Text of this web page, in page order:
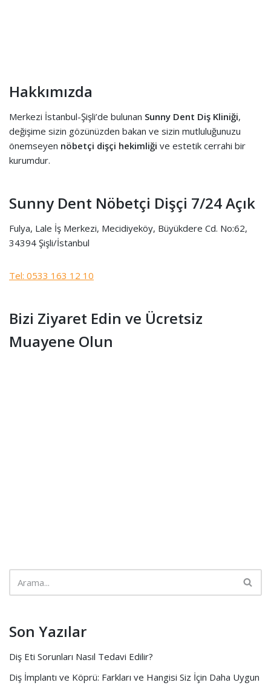
Hakkımızda
Merkezi İstanbul-Şişli’de bulunan Sunny Dent Diş Kliniği,
değişime sizin gözünüzden bakan ve sizin mutluluğunuzu
önemseyen nöbetçi dişçi hekimliği ve estetik cerrahi bir
kurumdur.
Sunny Dent Nöbetçi Dişçi 7/24 Açık
Fulya, Lale İş Merkezi, Mecidiyeköy, Büyükdere Cd. No:62,
34394 Şişli/İstanbul
Tel: 0533 163 12 10
Bizi Ziyaret Edin ve Ücretsiz
Muayene Olun
Son Yazılar
Diş Eti Sorunları Nasıl Tedavi Edilir?
Diş İmplantı ve Köprü: Farkları ve Hangisi Siz İçin Daha Uygun